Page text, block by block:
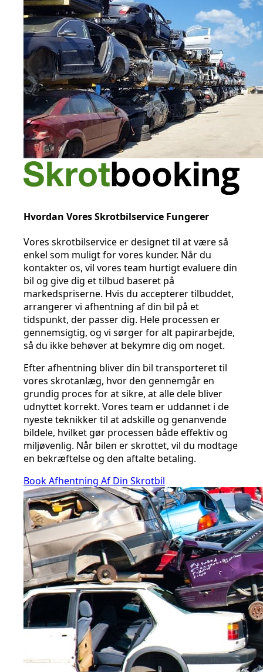
Hvordan Vores Skrotbilservice Fungerer
Vores skrotbilservice er designet til at være så
enkel som muligt for vores kunder. Når du
kontakter os, vil vores team hurtigt evaluere din
bil og give dig et tilbud baseret på
markedspriserne. Hvis du accepterer tilbuddet,
arrangerer vi afhentning af din bil på et
tidspunkt, der passer dig. Hele processen er
gennemsigtig, og vi sørger for alt papirarbejde,
så du ikke behøver at bekymre dig om noget.
Efter afhentning bliver din bil transporteret til
vores skrotanlæg, hvor den gennemgår en
grundig proces for at sikre, at alle dele bliver
udnyttet korrekt. Vores team er uddannet i de
nyeste teknikker til at adskille og genanvende
bildele, hvilket gør processen både effektiv og
miljøvenlig. Når bilen er skrottet, vil du modtage
en bekræftelse og den aftalte betaling.
Book Afhentning Af Din Skrotbil